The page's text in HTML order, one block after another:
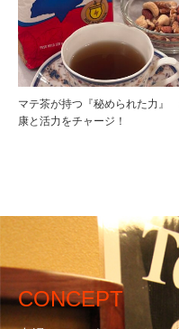
マテ茶が持つ『秘められた力』
康と活力をチャージ！
CONCEPT